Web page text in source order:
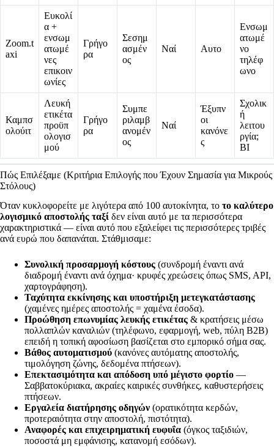
Zoom.t
axi
Ευκολί
α +
ενσωμ
ατωμέ
νες
επικοιν
ωνίες
Γρήγο
ρα
Σεσημ
ασμέν
ος
Ναί Αυτο
Ενσωμ
ατωμέ
νο
τηλέφ
ωνο
Καμπσ
ολούιτ
Λευκή
ετικέτα
προϋπ
ολογισ
μού
Γρήγο
ρα
Συμπε
ριλαμβ
ανομέν
ος
Ναί
Έξυπν
οι
κανόνε
ς
Σχολικ
ή
λειτου
ργία;
BI
Πώς Επιλέξαμε (Κριτήρια Επιλογής που Έχουν Σημασία για Μικρούς
Στόλους)
Όταν κυκλοφορείτε με λιγότερα από 100 αυτοκίνητα, το το καλύτερο
λογισμικό αποστολής ταξί δεν είναι αυτό με τα περισσότερα
χαρακτηριστικά — είναι αυτό που εξαλείφει τις περισσότερες τριβές
ανά ευρώ που δαπανάται. Στάθμισαμε:
Συνολική προσαρμογή κόστους (συνδρομή έναντι ανά
διαδρομή έναντι ανά όχημα· κρυφές χρεώσεις όπως SMS, API,
χαρτογράφηση).
Ταχύτητα εκκίνησης και υποστήριξη μετεγκατάστασης
(χαμένες ημέρες αποστολής = χαμένα έσοδα).
Προώθηση επωνυμίας λευκής ετικέτας & κρατήσεις μέσω
πολλαπλών καναλιών (τηλέφωνο, εφαρμογή, web, πύλη B2B)
επειδή η τοπική αφοσίωση βασίζεται στο εμπορικό σήμα σας.
Βάθος αυτοματισμού (κανόνες αυτόματης αποστολής,
τιμολόγηση ζώνης, δεδομένα πτήσεων).
Επεκτασιμότητα και απόδοση υπό μέγιστο φορτίο —
Σαββατοκύριακα, ακραίες καιρικές συνθήκες, καθυστερήσεις
πτήσεων.
Εργαλεία διατήρησης οδηγών (ορατικότητα κερδών,
προτεραιότητα στην αποστολή, πιστότητα).
Αναφορές και επιχειρηματική ευφυΐα (όγκος ταξιδιών,
ποσοστά μη εμφάνισης, κατανομή εσόδων).